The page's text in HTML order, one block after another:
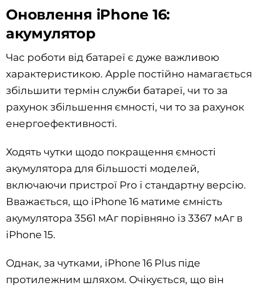
Оновлення iPhone 16:
акумулятор
Час роботи від батареї є дуже важливою
характеристикою. Apple постійно намагається
збільшити термін служби батареї, чи то за
рахунок збільшення ємності, чи то за рахунок
енергоефективності.
Ходять чутки щодо покращення ємності
акумулятора для більшості моделей,
включаючи пристрої Pro і стандартну версію.
Вважається, що iPhone 16 матиме ємність
акумулятора 3561 мАг порівняно із 3367 мАг в
iPhone 15.
Однак, за чутками, iPhone 16 Plus піде
протилежним шляхом. Очікується, що він